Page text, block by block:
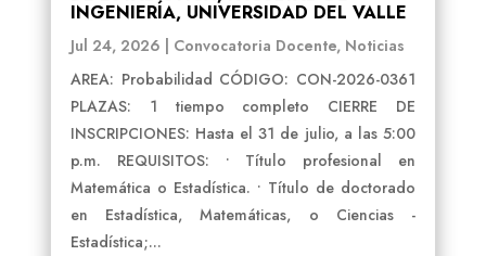
INGENIERÍA, UNIVERSIDAD DEL VALLE
Jul 24, 2026 | Convocatoria Docente, Noticias
AREA: Probabilidad CÓDIGO: CON-2026-0361
PLAZAS: 1 tiempo completo CIERRE DE
INSCRIPCIONES: Hasta el 31 de julio, a las 5:00
p.m. REQUISITOS: • Título profesional en
Matemática o Estadística. • Título de doctorado
en Estadística, Matemáticas, o Ciencias -
Estadística;...